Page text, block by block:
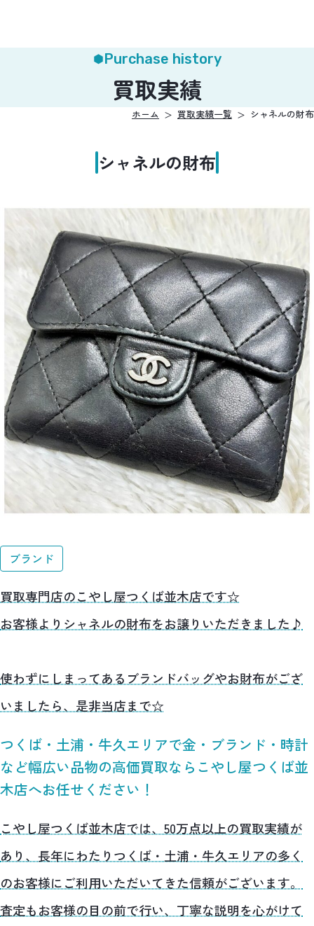
Purchase history
買取実績
ホーム 買取実績一覧 シャネルの財布
シャネルの財布
ブランド
買取専門店のこやし屋つくば並木店です☆
お客様よりシャネルの財布をお譲りいただきました♪
使わずにしまってあるブランドバッグやお財布がござ
いましたら、是非当店まで☆
つくば・土浦・牛久エリアで金・ブランド・時計
など幅広い品物の高価買取ならこやし屋つくば並
木店へお任せください！
こやし屋つくば並木店では、50万点以上の買取実績が
あり、長年にわたりつくば・土浦・牛久エリアの多く
のお客様にご利用いただいてきた信頼がございます。
査定もお客様の目の前で行い、丁寧な説明を心がけて